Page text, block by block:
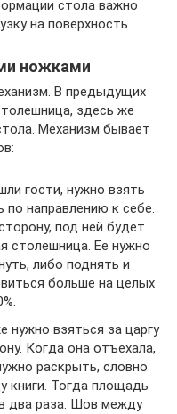
стола важно
на поверхность.
ножками
В предыдущих
здесь же
Механизм бывает
гости, нужно взять
по направлению к себе.
под ней будет
столешница. Ее нужно
либо поднять и
больше на целых
нужно взяться за царгу
Когда она отъехала,
раскрыть, словно
книги. Тогда площадь
два раза. Шов между